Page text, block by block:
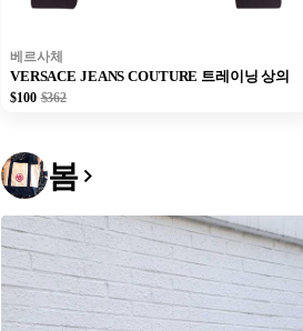
베르사체
VERSACE JEANS COUTURE 트레이닝 상의
$100 $362
봄